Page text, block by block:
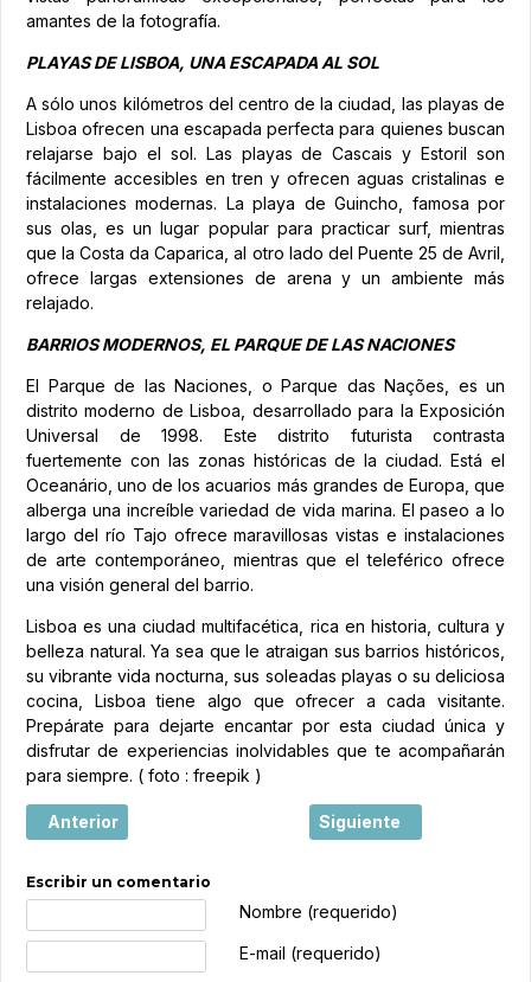
amantes de la fotografía.
PLAYAS DE LISBOA, UNA ESCAPADA AL SOL
A sólo unos kilómetros del centro de la ciudad, las playas de
Lisboa ofrecen una escapada perfecta para quienes buscan
relajarse bajo el sol. Las playas de Cascais y Estoril son
fácilmente accesibles en tren y ofrecen aguas cristalinas e
instalaciones modernas. La playa de Guincho, famosa por
sus olas, es un lugar popular para practicar surf, mientras
que la Costa da Caparica, al otro lado del Puente 25 de Avril,
ofrece largas extensiones de arena y un ambiente más
relajado.
BARRIOS MODERNOS, EL PARQUE DE LAS NACIONES
El Parque de las Naciones, o Parque das Nações, es un
distrito moderno de Lisboa, desarrollado para la Exposición
Universal de 1998. Este distrito futurista contrasta
fuertemente con las zonas históricas de la ciudad. Está el
Oceanário, uno de los acuarios más grandes de Europa, que
alberga una increíble variedad de vida marina. El paseo a lo
largo del río Tajo ofrece maravillosas vistas e instalaciones
de arte contemporáneo, mientras que el teleférico ofrece
una visión general del barrio.
Lisboa es una ciudad multifacética, rica en historia, cultura y
belleza natural. Ya sea que le atraigan sus barrios históricos,
su vibrante vida nocturna, sus soleadas playas o su deliciosa
cocina, Lisboa tiene algo que ofrecer a cada visitante.
Prepárate para dejarte encantar por esta ciudad única y
disfrutar de experiencias inolvidables que te acompañarán
para siempre. ( foto : freepik )
Artículo anterior: Madeira: un destino en auge para los
Anterior Artículo siguiente:
Siguiente
Escribir un comentario
Nombre (requerido)
E-mail (requerido)